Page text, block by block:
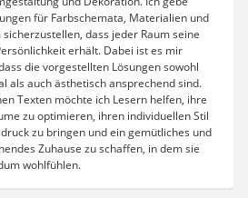
für Farbschemata, Materialien und
sicherzustellen, dass jeder Raum seine
erhält. Dabei ist es mir
die vorgestellten Lösungen sowohl
als auch ästhetisch ansprechend sind.
Texten möchte ich Lesern helfen, ihre
zu optimieren, ihren individuellen Stil
zu bringen und ein gemütliches und
Zuhause zu schaffen, in dem sie
wohlfühlen.